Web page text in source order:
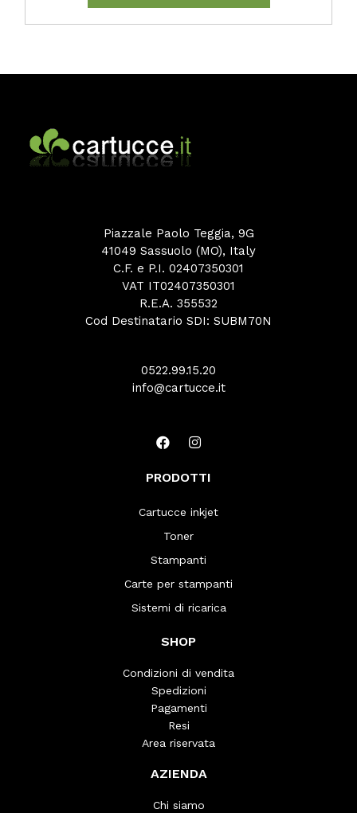
Piazzale Paolo Teggia, 9G
41049 Sassuolo (MO), Italy
C.F. e P.I. 02407350301
VAT IT02407350301
R.E.A. 355532
Cod Destinatario SDI: SUBM70N
0522.99.15.20
info@cartucce.it
PRODOTTI
Cartucce inkjet
Toner
Stampanti
Carte per stampanti
Sistemi di ricarica
SHOP
Condizioni di vendita
Spedizioni
Pagamenti
Resi
Area riservata
AZIENDA
Chi siamo